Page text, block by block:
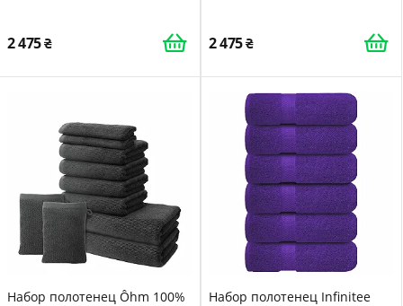
2 475 2 475
Набор полотенец Ôhm 100%
Набор полотенец Infinitee